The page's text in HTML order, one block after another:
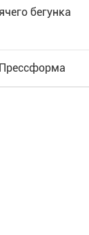
бегунка